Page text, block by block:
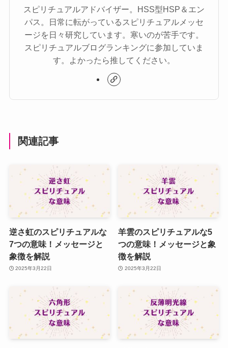
スピリチュアルアドバイザー。HSS型HSP＆エン
パス。日常に転がっているスピリチュアルメッセ
ージを日々研究しています。寒いのが苦手です。
スピリチュアルブログランキングに参加していま
す。よかったら推してください。
関連記事
逆さ虹のスピリチュアルな
7つの意味！メッセージと
象徴を解説
2025年3月22日
羊雲のスピリチュアルな5
つの意味！メッセージと象
徴を解説
2025年3月22日